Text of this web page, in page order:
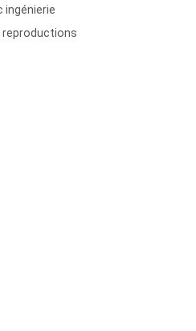
ingénierie